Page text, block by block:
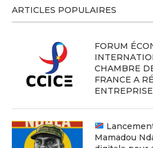
ARTICLES POPULAIRES
FORUM
CHAMBRE
FRANCE A
Mamadou